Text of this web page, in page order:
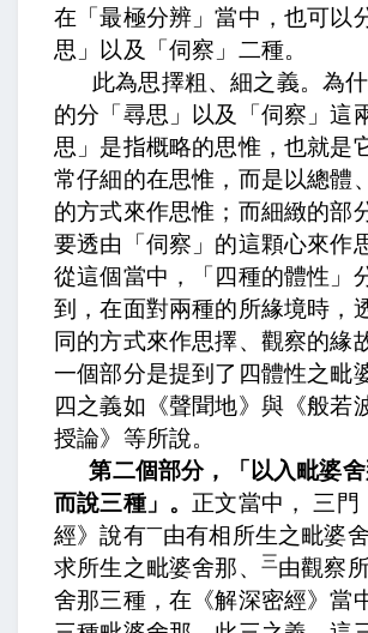
在「最極分辨」當中，也可以
思」以及「伺察」二種。
此為思擇粗、細之義。 為
的分「尋思」以及「伺察」這
思」是指概略的思惟，也就是
常仔細的在思惟，而是以總體
的方式來作思惟；而細緻的部
要透由「伺察」的這顆心來作
從這個當中，「四種的體性」
到，在面對兩種的所緣境時，
同的方式來作思擇、觀察的緣
一個部分是提到了四體性之毗
四之義如《聲聞地》與《般若
授論》等所說。
第二個部分，「以入毗婆
而說三種」。 正文當中，
三門
經》說有一由有相所生之毗婆
求所生之毗婆舍那、
三由觀察
舍那三種， 在《解深密經》當